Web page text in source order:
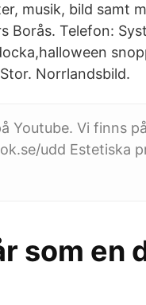
musik, bild samt
Borås. Telefon:
Norrlandsbild.
Youtube. Vi finns på
udd Estetiska
som en